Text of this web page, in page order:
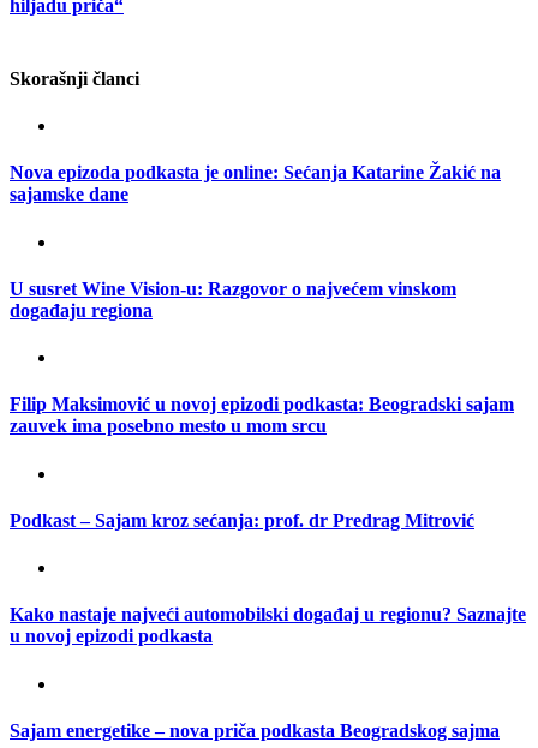
hiljadu priča“
Skorašnji članci
Nova epizoda podkasta je online: Sećanja Katarine Žakić na
sajamske dane
U susret Wine Vision-u: Razgovor o najvećem vinskom
događaju regiona
Filip Maksimović u novoj epizodi podkasta: Beogradski sajam
zauvek ima posebno mesto u mom srcu
Podkast – Sajam kroz sećanja: prof. dr Predrag Mitrović
Kako nastaje najveći automobilski događaj u regionu? Saznajte
u novoj epizodi podkasta
Sajam energetike – nova priča podkasta Beogradskog sajma